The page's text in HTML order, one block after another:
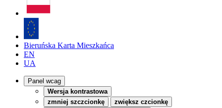
Bieruńska Karta Mieszkańca
EN
UA
Panel wcag
Wersja kontrastowa
zmniej szczcionkę
zwiększ czcionkę